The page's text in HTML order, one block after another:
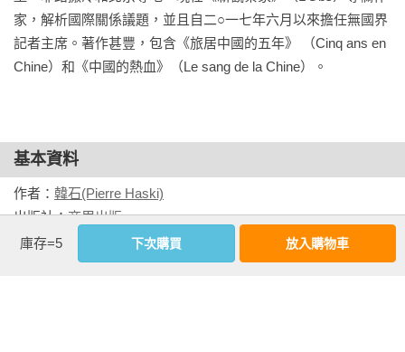
第四部 十大行動策略
31 「北京共識」
32 一帶一路
35 太空：中國的嶄新邊疆
36 中國跨國公司的風雲時代
37 從軟實力至銳實力
38 媒體資訊戰
39 廣大華僑華人優勢
40 振興民族的企圖
家，解析國際關係議題，並且自二○一七年六月以來擔任無國界
記者主席。著作甚豐，包含《旅居中國的五年》 （Cinq ans en
Chine）和《中國的熱血》（Le sang de la Chine）。
基本資料
作者： 韓石(Pierre Haski)
出版社：商周出版
城邦書號：BH2051
ISBN：9786263905344
庫存=5 下次購買 放入購物車